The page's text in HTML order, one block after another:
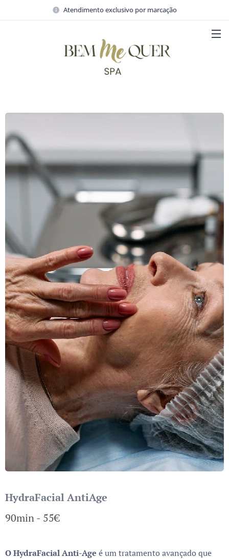
Atendimento exclusivo por marcação
HydraFacial AntiAge
90min - 55€
O HydraFacial Anti-Age é um tratamento avançado que